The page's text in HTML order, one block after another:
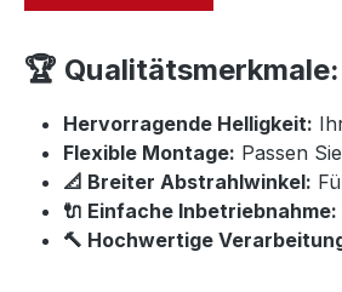
🏆 Qualitätsmerkmale:
Hervorragende Helligkeit:
Flexible Montage: Passen
📐 Breiter Abstrahlwinkel:
🔌 Einfache Inbetriebnahme:
🔨 Hochwertige